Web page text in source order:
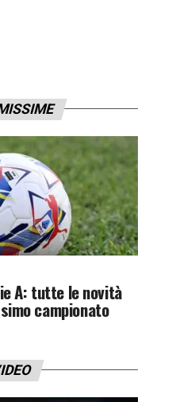
A: tutte le novità
campionato